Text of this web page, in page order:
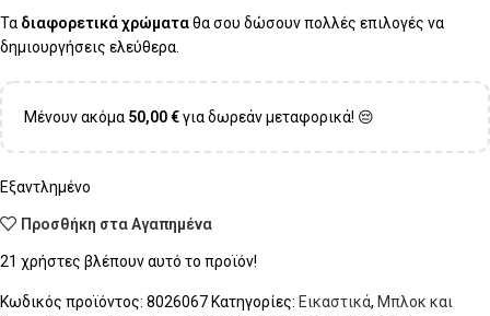
Τα διαφορετικά χρώματαθα σου δώσουν πολλές επιλογές να
δημιουργήσεις ελεύθερα.
Μένουν ακόμα 50,00€για δωρεάν μεταφορικά! 😔
Εξαντλημένο
Προσθήκη στα Αγαπημένα
21 χρήστες βλέπουν αυτό το προϊόν!
Κωδικός προϊόντος: 8026067 Κατηγορίες: Εικαστικά, Μπλοκ και